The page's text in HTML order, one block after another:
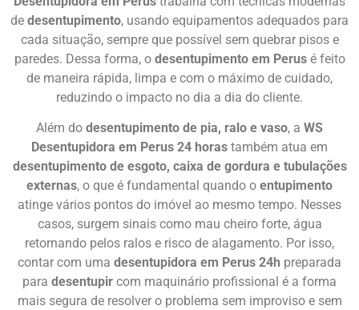
de desentupimento, usando equipamentos adequados para
cada situação, sempre que possível sem quebrar pisos e
paredes. Dessa forma, o desentupimento em Perusé feito
de maneira rápida, limpa e com o máximo de cuidado,
reduzindo o impacto no dia a dia do cliente.
Além do desentupimento de pia, ralo e vaso, a WS
Desentupidora em Perus 24 horas também atua em
desentupimento de esgoto, caixa de gordura e tubulações
externas, o que é fundamental quando o entupimento
atinge vários pontos do imóvel ao mesmo tempo. Nesses
casos, surgem sinais como mau cheiro forte, água
retornando pelos ralos e risco de alagamento. Por isso,
contar com uma desentupidora em Perus 24h preparada
para desentupir com maquinário profissional é a forma
mais segura de resolver o problema sem improviso e sem